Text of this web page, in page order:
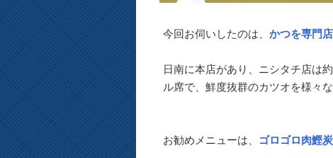
今回お伺いしたのは、 かつを専門
日南に本店があり、ニシタチ店は
ル席で、鮮度抜群のカツオを様々
お勧めメニューは、 ゴロゴロ肉鰹